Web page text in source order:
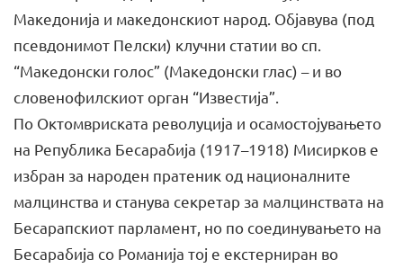
Македонија и македонскиот народ. Објавува (под
псевдонимот Пелски) клучни статии во сп.
“Македонски голос” (Македонски глас) – и во
словенофилскиот орган “Извeстија”.
По Октомвриската револуција и осамостојувањето
на Република Бесарабија (1917–1918) Мисирков е
избран за народен пратеник од националните
малцинства и станува секретар за малцинствата на
Бесарапскиот парламент, но по соединувањето на
Бесарабија со Романија тој е екстерниран во